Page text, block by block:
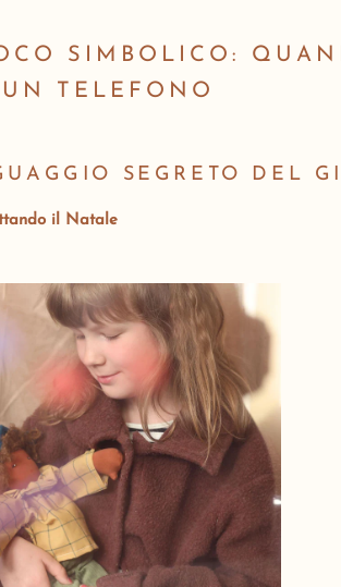
SIMBOLICO:
TELEFONO
SEGRETO DEL
il Natale